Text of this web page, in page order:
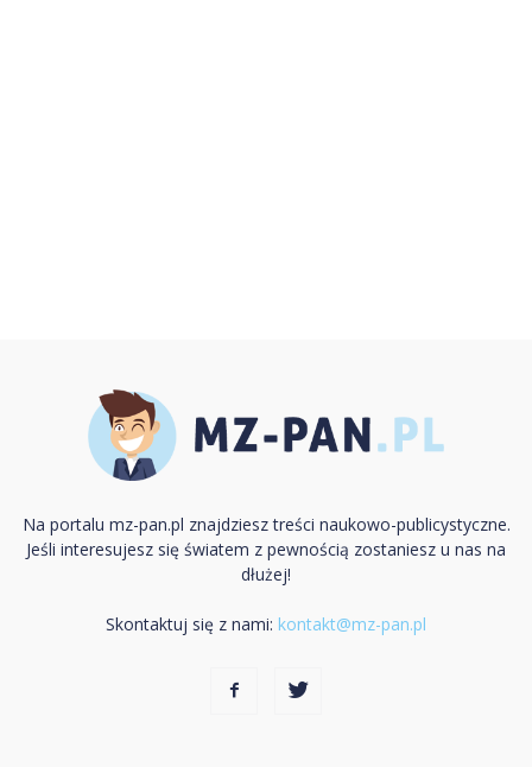
Na portalu mz-pan.pl znajdziesz treści naukowo-publicystyczne.
Jeśli interesujesz się światem z pewnością zostaniesz u nas na
dłużej!
Skontaktuj się z nami: kontakt@mz-pan.pl